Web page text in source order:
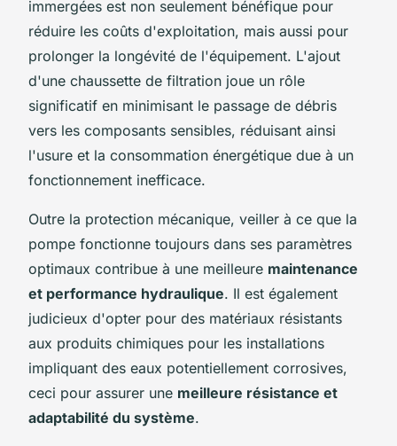
immergées est non seulement bénéfique pour
réduire les coûts d'exploitation, mais aussi pour
prolonger la longévité de l'équipement. L'ajout
d'une chaussette de filtration joue un rôle
significatif en minimisant le passage de débris
vers les composants sensibles, réduisant ainsi
l'usure et la consommation énergétique due à un
fonctionnement inefficace.
Outre la protection mécanique, veiller à ce que la
pompe fonctionne toujours dans ses paramètres
optimaux contribue à une meilleure maintenance
et performance hydraulique. Il est également
judicieux d'opter pour des matériaux résistants
aux produits chimiques pour les installations
impliquant des eaux potentiellement corrosives,
ceci pour assurer une meilleure résistance et
adaptabilité du système.